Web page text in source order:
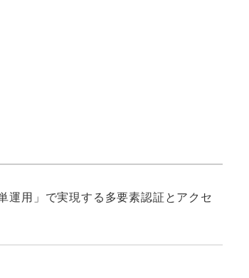
運用」で実現する多要素認証とアクセ